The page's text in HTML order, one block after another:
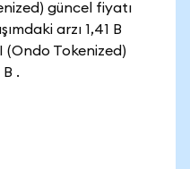
güncel fiyatı
arzı 1,41 B
(Ondo Tokenized)
.